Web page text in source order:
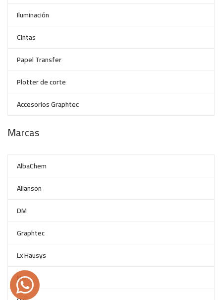
Iluminación
Cintas
Papel Transfer
Plotter de corte
Accesorios Graphtec
Marcas
AlbaChem
Allanson
DM
Graphtec
Lx Hausys
Nar